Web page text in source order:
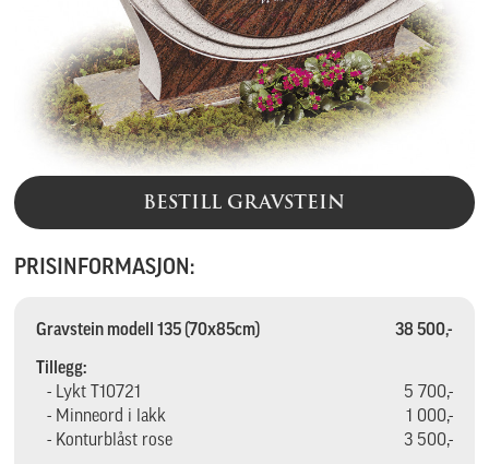
BESTILL GRAVSTEIN
PRISINFORMASJON:
Gravstein modell 135 (70x85cm) 38 500,-
Tillegg:
- Lykt T10721
5 700,-
- Minneord i lakk
1 000,-
- Konturblåst rose
3 500,-